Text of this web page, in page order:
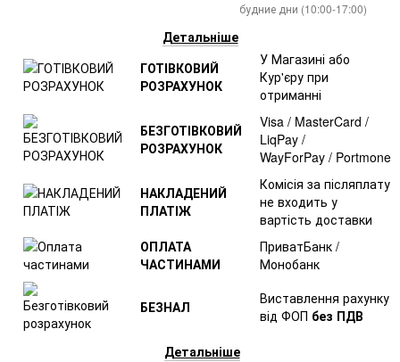
будние дни (10:00-17:00)
Детальніше
ГОТІВКОВИЙ
РОЗРАХУНОК
У Магазині або
Кур'єру при
отриманні
БЕЗГОТІВКОВИЙ
РОЗРАХУНОК
Visa / MasterCard /
LiqPay /
WayForPay / Portmone
НАКЛАДЕНИЙ
ПЛАТІЖ
Комісія за післяплату
не входить у
вартість доставки
ОПЛАТА
ЧАСТИНАМИ
ПриватБанк /
Монобанк
БЕЗНАЛ
Виставлення рахунку
від ФОП без ПДВ
Детальніше